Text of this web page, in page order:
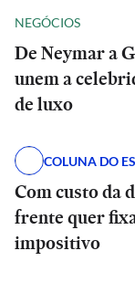
NEGÓCIOS
De Neymar a
unem a
de luxo
COLUNA DO
Com custo da
frente quer
impositivo